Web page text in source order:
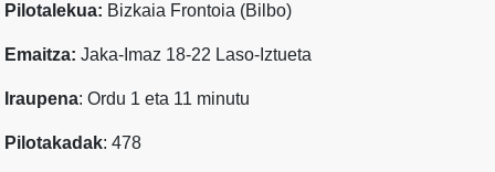
Pilotalekua: Bizkaia Frontoia (Bilbo)
Emaitza: Jaka-Imaz 18-22 Laso-Iztueta
Iraupena: Ordu 1 eta 11 minutu
Pilotakadak: 478